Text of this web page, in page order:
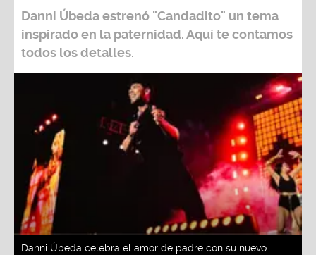
Danni Úbedaestrenó "Candadito" un tema
inspirado en la paternidad. Aquí te contamos
todos los detalles.
Danni Úbeda celebra el amor de padre con su nuevo